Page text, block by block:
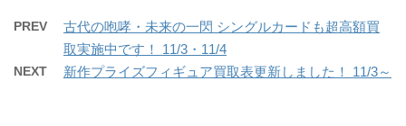
PREV
古代の咆哮・未来の一閃 シングルカードも超高額買
取実施中です！ 11/3・11/4
NEXT 新作プライズフィギュア買取表更新しました！ 11/3～